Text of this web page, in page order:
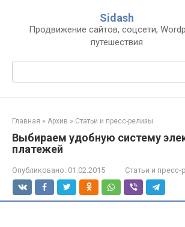
контенту
Sidash
Продвижение сайтов, соцсети,
путешествия
Главная » Архив » Статьи и пресс-релизы
Выбираем удобную систему
платежей
Опубликовано: 01.02.2015 Статьи и пресс-